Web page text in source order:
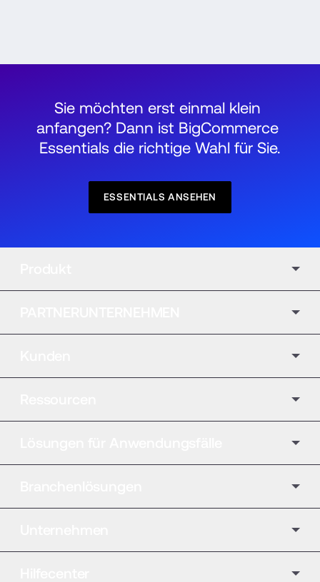
Sie möchten erst einmal klein
anfangen? Dann ist BigCommerce
Essentials die richtige Wahl für Sie.
ESSENTIALS ANSEHEN